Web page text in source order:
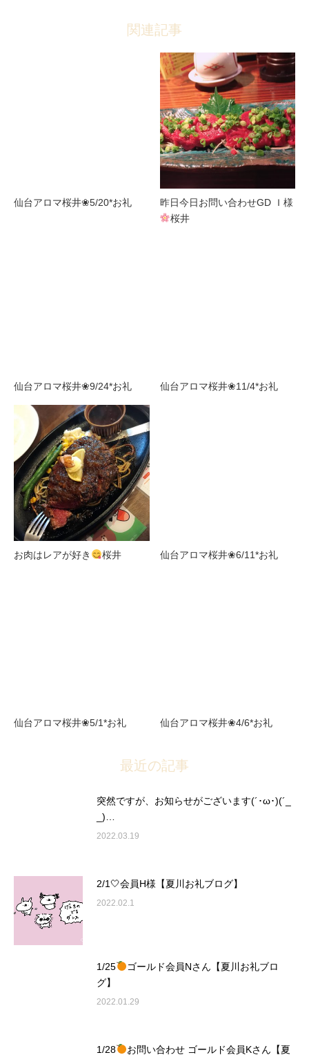
関連記事
仙台アロマ桜井❀5/20*お礼
昨日今日お問い合わせGD Ｉ様
桜井
仙台アロマ桜井❀9/24*お礼 仙台アロマ桜井❀11/4*お礼
お肉はレアが好き 桜井 仙台アロマ桜井❀6/11*お礼
仙台アロマ桜井❀5/1*お礼 仙台アロマ桜井❀4/6*お礼
最近の記事
突然ですが、お知らせがございます(´･ω･)(´_
_)…
2022.03.19
2/1🤍会員H様【夏川お礼ブログ】
2022.02.1
1/25
ゴールド会員Nさん【夏川お礼ブロ
グ】
2022.01.29
1/28 お問い合わせ ゴールド会員Kさん【夏